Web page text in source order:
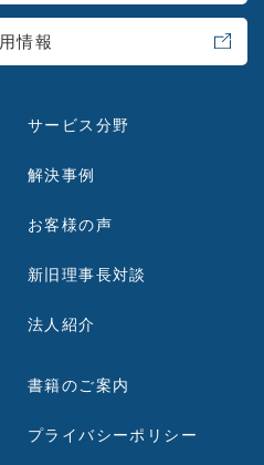
情報
サービス分野
解決事例
お客様の声
新旧理事長対談
法人紹介
書籍のご案内
プライバシーポリシー